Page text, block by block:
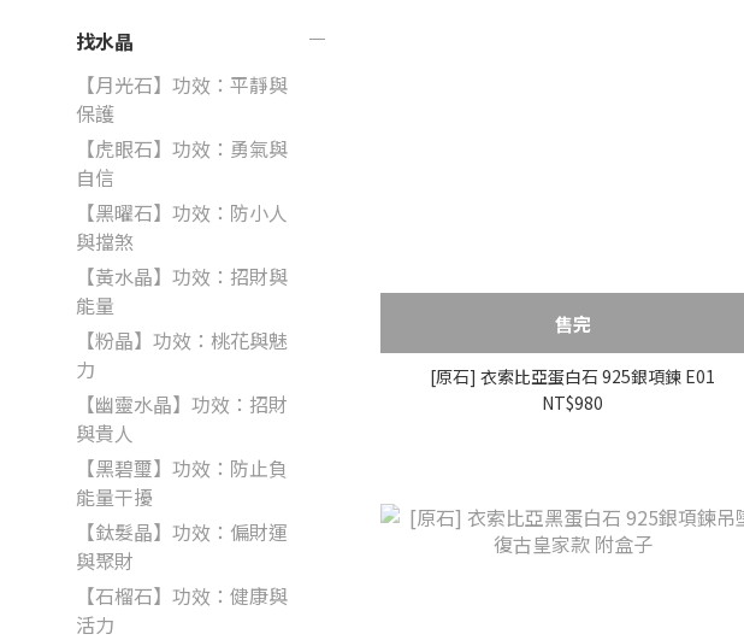
找水晶
【月光石】功效：平靜與
保護
【虎眼石】功效：勇氣與
自信
【黑曜石】功效：防小人
與擋煞
【黃水晶】功效：招財與
能量
【粉晶】功效：桃花與魅
力
【幽靈水晶】功效：招財
與貴人
【黑碧璽】功效：防止負
能量干擾
【鈦髮晶】功效：偏財運
與聚財
【石榴石】功效：健康與
活力
售完
[原石] 衣索比亞蛋白石 925銀項鍊 E01
NT$980